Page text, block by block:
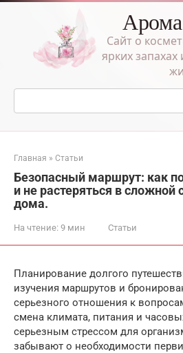
Перейти
Сайт о
ярких запахах
Поиск:
Главная » Статьи
Безопасный маршрут: как
и не растеряться в сложной
дома.
На чтение: 9 мин Статьи
Планирование долгого
изучения маршрутов и
серьезного отношения к
смена климата, питания и
серьезным стрессом для
забывают о необходимости